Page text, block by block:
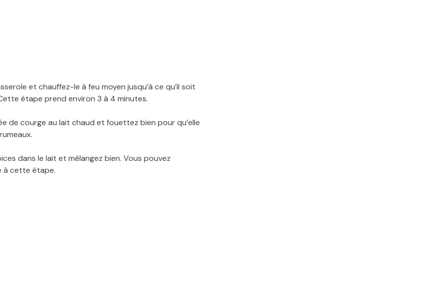
et chauffez-le à feu moyen jusqu’à ce qu’il soit
étape prend environ 3 à 4 minutes.
de courge au lait chaud et fouettez bien pour qu’elle
dans le lait et mélangez bien. Vous pouvez
à cette étape.